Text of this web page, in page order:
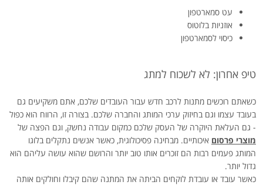
עט סמארטפון
אוזניות בלוטוס
כיסוי לסמארטפון
טיפ אחרון: לא לשכוח למתג
כשאתם רוכשים מתנות לרכב חדש עבור העובדים שלכם, אתם משקיעים גם
בעובד עצמו וגם בחיזוק ערכי המותג והחברה שלכם. בצורה זו, הרווח הוא כפול
- גם העלאת היוקרה של העסק שלכם כמקום עבודה נחשק, וגם הפצה של
מוצרי פרסום איכותיים. מבחינה פסיכולוגית, כאשר אנשים נתקלים בלוגו
המותג פעמים רבות הם זוכרים אותו טוב יותר והרושם שהוא עושה עליהם הוא
גדול יותר.
כאשר עובד או עובדת לוקחים הביתה את המתנה שהם קיבלו וחולקים אותה